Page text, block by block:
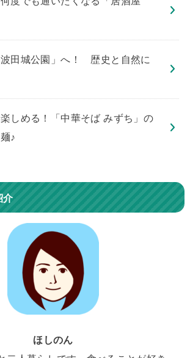
田城公園」へ！ 歴史と自然に
しめる！「中華そば みずち」の
♪
介
ほしのん